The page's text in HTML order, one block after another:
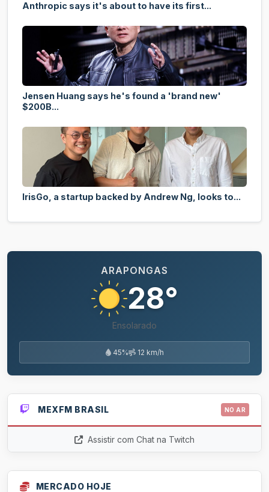
Anthropic says it's about to have its first...
Jensen Huang says he's found a 'brand new'
$200B...
IrisGo, a startup backed by Andrew Ng, looks to...
ARAPONGAS
28°
Ensolarado
45% 12 km/h
MEXFM BRASIL NO AR
Assistir com Chat na Twitch
MERCADO HOJE